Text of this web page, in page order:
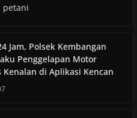
petani
Jam, Polsek Kembangan
Penggelapan Motor
Kenalan di Aplikasi Kencan